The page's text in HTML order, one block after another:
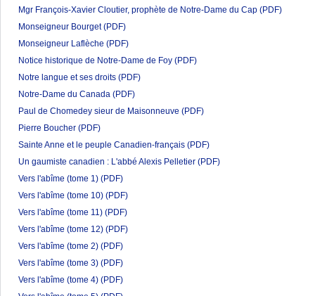
Mgr François-Xavier Cloutier, prophète de Notre-Dame du Cap (PDF)
Monseigneur Bourget (PDF)
Monseigneur Laflèche (PDF)
Notice historique de Notre-Dame de Foy (PDF)
Notre langue et ses droits (PDF)
Notre-Dame du Canada (PDF)
Paul de Chomedey sieur de Maisonneuve (PDF)
Pierre Boucher (PDF)
Sainte Anne et le peuple Canadien-français (PDF)
Un gaumiste canadien : L'abbé Alexis Pelletier (PDF)
Vers l'abîme (tome 1) (PDF)
Vers l'abîme (tome 10) (PDF)
Vers l'abîme (tome 11) (PDF)
Vers l'abîme (tome 12) (PDF)
Vers l'abîme (tome 2) (PDF)
Vers l'abîme (tome 3) (PDF)
Vers l'abîme (tome 4) (PDF)